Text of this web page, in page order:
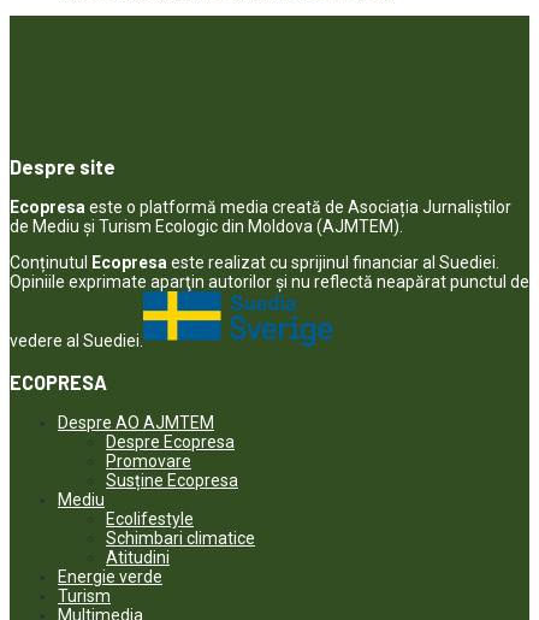
Despre site
Ecopresaeste o platformă media creată de Asociația Jurnaliștilor
de Mediu și Turism Ecologic din Moldova (AJMTEM).
Conținutul
Ecopresaeste realizat cu sprijinul financiar al Suediei.
Opiniile exprimate aparţin autorilor şi nu reflectă neapărat punctul de
vedere al Suediei.
ECOPRESA
Despre AO AJMTEM
Despre Ecopresa
Promovare
Susține Ecopresa
Mediu
Ecolifestyle
Schimbari climatice
Atitudini
Energie verde
Turism
Multimedia